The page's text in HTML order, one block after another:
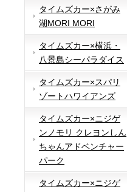
タイムズカー×さがみ
湖MORI MORI
タイムズカー×横浜・
八景島シーパラダイス
タイムズカー×スパリ
ゾートハワイアンズ
タイムズカー×ニジゲ
ンノモリ クレヨンしん
ちゃんアドベンチャー
パーク
タイムズカー×ニジゲ